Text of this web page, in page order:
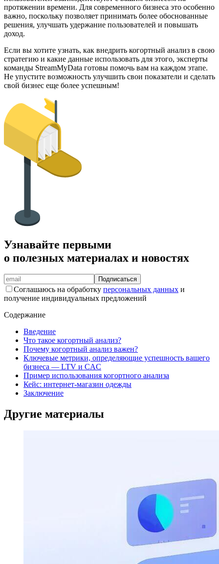
протяжении времени. Для современного бизнеса это особенно
важно, поскольку позволяет принимать более обоснованные
решения, улучшать удержание пользователей и повышать
доход.
Если вы хотите узнать, как внедрить когортный анализ в свою
стратегию и какие данные использовать для этого, эксперты
команды StreamMyData готовы помочь вам на каждом этапе.
Не упустите возможность улучшить свои показатели и сделать
свой бизнес еще более успешным!
Узнавайте первыми
о полезных материалах и новостях
Подписаться
Соглашаюсь на обработку персональных данных и
получение индивидуальных предложений
Содержание
Введение
Что такое когортный анализ?
Почему когортный анализ важен?
Ключевые метрики, определяющие успешность вашего
бизнеса — LTV и CAC
Пример использования когортного анализа
Кейс: интернет-магазин одежды
Заключение
Другие материалы